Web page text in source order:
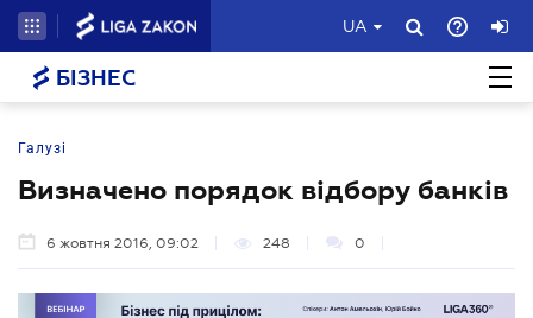
UA
БІЗНЕС
Галузі
Визначено порядок відбору банків
6 жовтня 2016, 09:02 248 0